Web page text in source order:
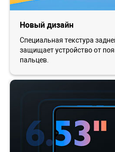
Новый дизайн
Специальная текстура
защищает устройство от
пальцев.